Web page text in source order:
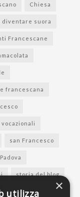
Chiesa
diventare suora
Francescane
francescana
san Francesco
storia del blog
×
utilizza